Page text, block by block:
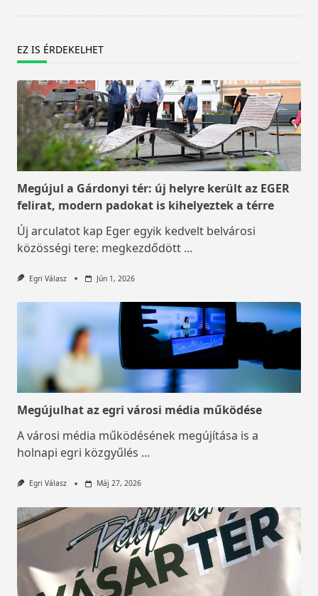
EZ IS ÉRDEKELHET
Megújul a Gárdonyi tér: új helyre került az EGER
felirat, modern padokat is kihelyeztek a térre
Új arculatot kap Eger egyik kedvelt belvárosi
közösségi tere: megkezdődött ...
Egri Válasz Jún 1, 2026
Megújulhat az egri városi média működése
A városi média működésének megújítása is a
holnapi egri közgyűlés ...
Egri Válasz Máj 27, 2026